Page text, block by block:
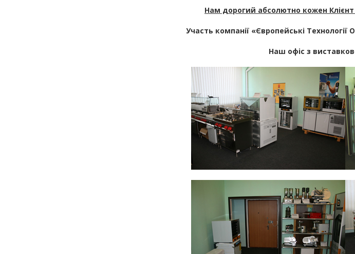
Нам дорогий абсолютно кожен
Участь компанії «Європейські
Наш офіс з